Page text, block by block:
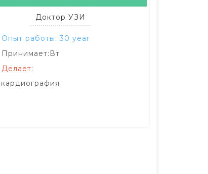
Доктор УЗИ
Опыт работы: 30 year
Принимает:Вт
Делает: